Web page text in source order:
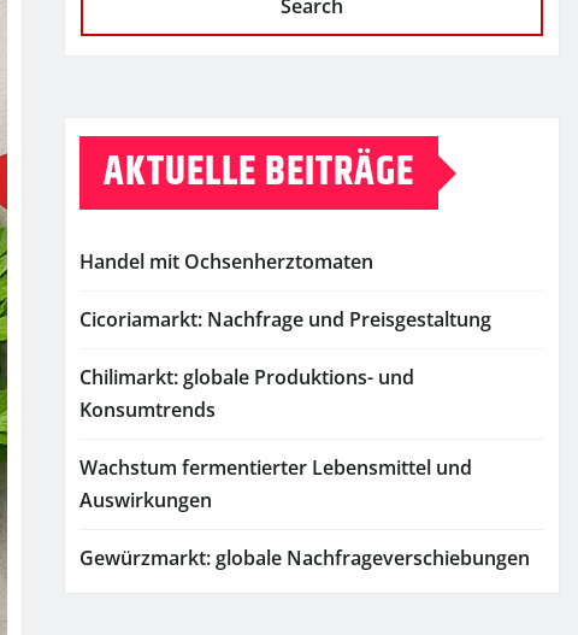
Search
AKTUELLE BEITRÄGE
Handel mit Ochsenherztomaten
Cicoriamarkt: Nachfrage und Preisgestaltung
Chilimarkt: globale Produktions- und
Konsumtrends
Wachstum fermentierter Lebensmittel und
Auswirkungen
Gewürzmarkt: globale Nachfrageverschiebungen